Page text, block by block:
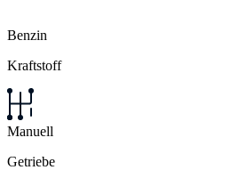
Benzin
Kraftstoff
Manuell
Getriebe